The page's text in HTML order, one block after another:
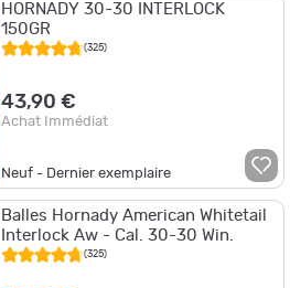
HORNADY 30-30 INTERLOCK
150GR
(325)
43,90 €
Achat Immédiat
Neuf - Dernier exemplaire
Balles Hornady American Whitetail
Interlock Aw - Cal. 30-30 Win.
(325)